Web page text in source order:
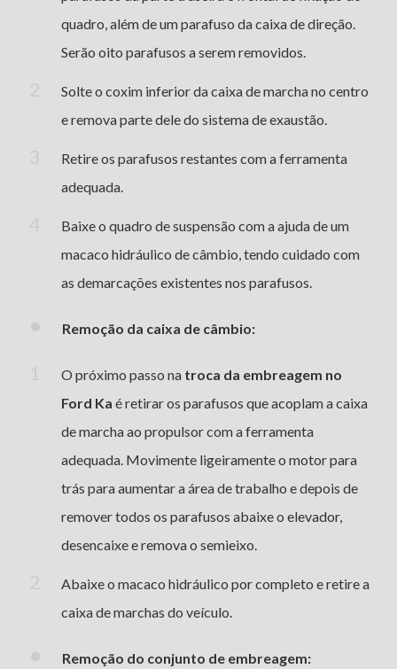
quadro, além de um parafuso da caixa de direção.
Serão oito parafusos a serem removidos.
Solte o coxim inferior da caixa de marcha no centro
e remova parte dele do sistema de exaustão.
Retire os parafusos restantes com a ferramenta
adequada.
Baixe o quadro de suspensão com a ajuda de um
macaco hidráulico de câmbio, tendo cuidado com
as demarcações existentes nos parafusos.
Remoção da caixa de câmbio:
O próximo passo na troca da embreagem no
Ford Ka é retirar os parafusos que acoplam a caixa
de marcha ao propulsor com a ferramenta
adequada. Movimente ligeiramente o motor para
trás para aumentar a área de trabalho e depois de
remover todos os parafusos abaixe o elevador,
desencaixe e remova o semieixo.
Abaixe o macaco hidráulico por completo e retire a
caixa de marchas do veículo.
Remoção do conjunto de embreagem: